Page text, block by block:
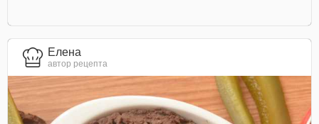
Елена
автор рецепта